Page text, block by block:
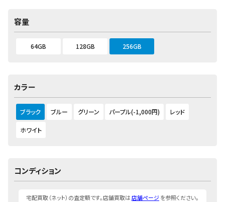
容量
64GB 128GB 256GB
カラー
ブラック ブルー グリーン パープル(-1,000円) レッド
ホワイト
コンディション
宅配買取（ネット）の査定額です。店舗買取は店舗ページを参照ください。